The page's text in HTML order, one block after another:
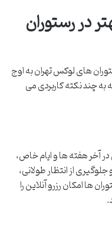
در رستوران
های لوکس تهران به اوج
به چند نکته کاربردی می
آخر هفته ها و ایام خاص،
از انتظار طولانی،
ها امکان رزرو آنلاین را